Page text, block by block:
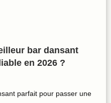
bar dansant
en 2026 ?
parfait pour passer une